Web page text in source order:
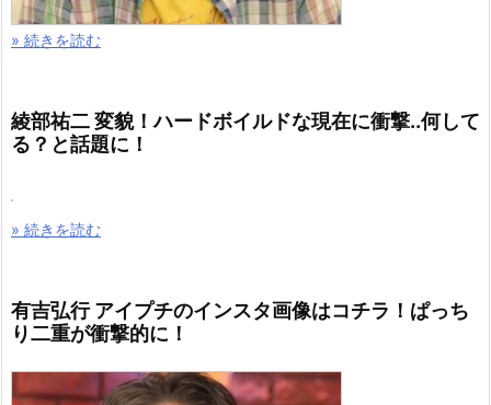
» 続きを読む
綾部祐二 変貌！ハードボイルドな現在に衝撃..何して
る？と話題に！
» 続きを読む
有吉弘行 アイプチのインスタ画像はコチラ！ぱっち
り二重が衝撃的に！